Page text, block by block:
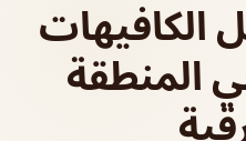
المنطقة